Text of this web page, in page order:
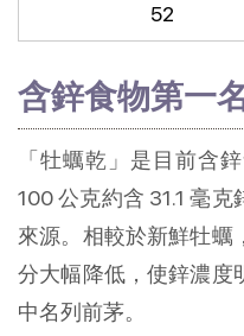
52
含鋅食物第一
「牡蠣乾」是目前含
100 公克約含 31.1 毫
來源。相較於新鮮牡蠣
分大幅降低，使鋅濃度
中名列前茅。